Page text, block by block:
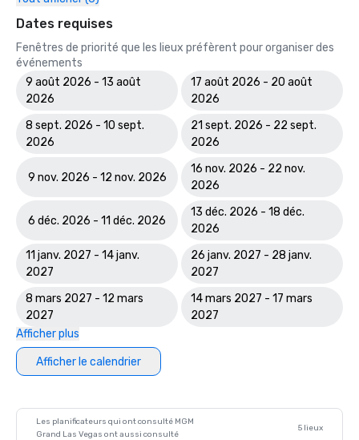
Dates requises
Fenêtres de priorité que les lieux préfèrent pour organiser des
événements
9 août 2026 - 13 août
2026
17 août 2026 - 20 août
2026
8 sept. 2026 - 10 sept.
2026
21 sept. 2026 - 22 sept.
2026
9 nov. 2026 - 12 nov. 2026
16 nov. 2026 - 22 nov.
2026
6 déc. 2026 - 11 déc. 2026
13 déc. 2026 - 18 déc.
2026
11 janv. 2027 - 14 janv.
2027
26 janv. 2027 - 28 janv.
2027
8 mars 2027 - 12 mars
2027
14 mars 2027 - 17 mars
2027
Afficher plus
Afficher le calendrier
Les planificateurs qui ont consulté MGM
Grand Las Vegas ont aussi consulté
5 lieux